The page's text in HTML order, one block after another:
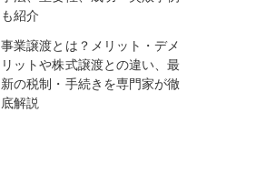
も紹介
事業譲渡とは？メリット・デメ
リットや株式譲渡との違い、最
新の税制・手続きを専門家が徹
底解説